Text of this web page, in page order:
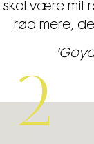
skal være mit
rød mere,
2